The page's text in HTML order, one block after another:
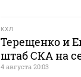
КХЛ
Терещенко и
штаб СКА на
4 августа 20:03